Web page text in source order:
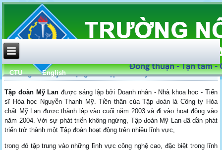
CTU English
Thông báo tuyển dụng của Tập đoàn Mỹ Lan
Tập đoàn Mỹ Lan được sáng lập bởi Doanh nhân - Nhà khoa học - Tiến
sĩ Hóa học Nguyễn Thanh Mỹ. Tiền thân của Tập đoàn là Công ty Hóa
chất Mỹ Lan được thành lập vào cuối năm 2003 và đi vào hoạt động vào
năm 2004. Với sự phát triển không ngừng, Tập đoàn Mỹ Lan đã dần phát
triển trở thành một Tập đoàn hoạt động trên nhiều lĩnh vực,
trong đó tập trung vào những lĩnh vực công nghệ cao, đặc biệt trong lĩnh